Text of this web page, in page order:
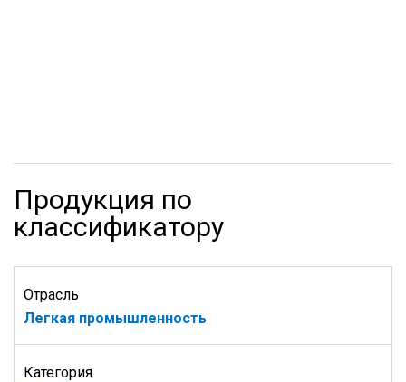
Продукция по
классификатору
Отрасль
Легкая промышленность
Категория